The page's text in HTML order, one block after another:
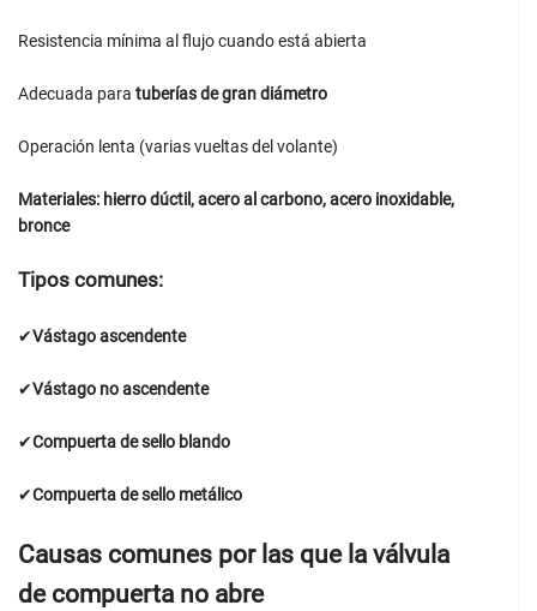
Resistencia mínima al flujo cuando está abierta
Adecuada para tuberías de gran diámetro
Operación lenta (varias vueltas del volante)
Materiales: hierro dúctil, acero al carbono, acero inoxidable,
bronce
Tipos comunes:
✔Vástago ascendente
✔Vástago no ascendente
✔Compuerta de sello blando
✔Compuerta de sello metálico
Causas comunes por las que la válvula
de compuerta no abre